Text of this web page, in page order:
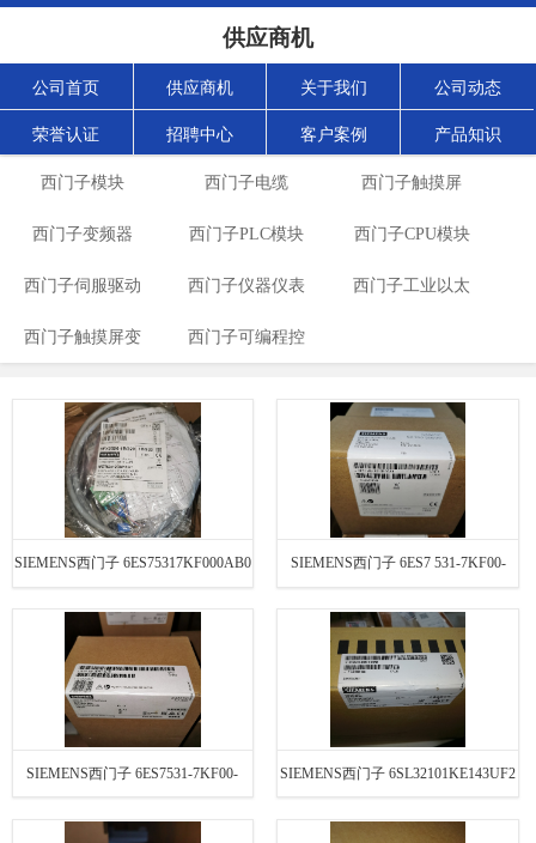
供应商机
公司首页 供应商机 关于我们 公司动态
荣誉认证 招聘中心 客户案例 产品知识
西门子模块 西门子电缆 西门子触摸屏
西门子变频器 西门子PLC模块 西门子CPU模块
西门子伺服驱动 西门子仪器仪表 西门子工业以太
西门子触摸屏变 西门子可编程控
SIEMENS西门子 6ES75317KF000AB0 SIEMENS西门子 6ES7 531-7KF00-
0AB0
SIEMENS西门子 6ES7531-7KF00-
0AB0
SIEMENS西门子 6SL32101KE143UF2